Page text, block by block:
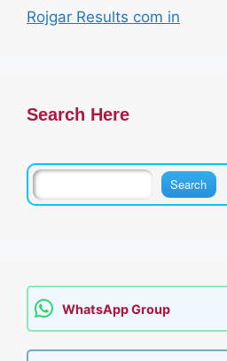
Rojgar Results com in
Search Here
WhatsApp Group